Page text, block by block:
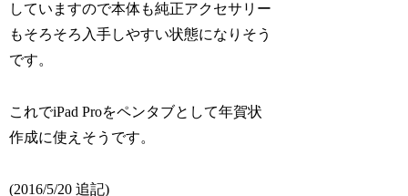
していますので本体も純正アクセサリー
もそろそろ入手しやすい状態になりそう
です。
これでiPad Proをペンタブとして年賀状
作成に使えそうです。
(2016/5/20 追記)